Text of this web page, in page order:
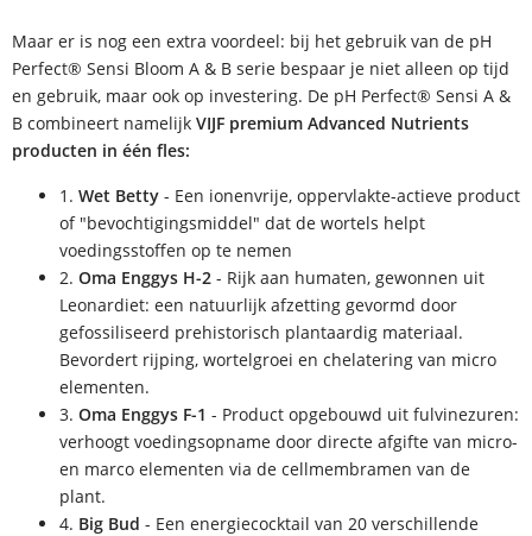
Maar er is nog een extra voordeel: bij het gebruik van de pH
Perfect® Sensi Bloom A & B serie bespaar je niet alleen op tijd
en gebruik, maar ook op investering. De pH Perfect® Sensi A &
B combineert namelijk VIJF premium Advanced Nutrients
producten in één fles:
1. Wet Betty - Een ionenvrije, oppervlakte-actieve product
of "bevochtigingsmiddel" dat de wortels helpt
voedingsstoffen op te nemen
2. Oma Enggys H-2 - Rijk aan humaten, gewonnen uit
Leonardiet: een natuurlijk afzetting gevormd door
gefossiliseerd prehistorisch plantaardig materiaal.
Bevordert rijping, wortelgroei en chelatering van micro
elementen.
3. Oma Enggys F-1 - Product opgebouwd uit fulvinezuren:
verhoogt voedingsopname door directe afgifte van micro-
en marco elementen via de cellmembramen van de
plant.
4. Big Bud - Een energiecocktail van 20 verschillende